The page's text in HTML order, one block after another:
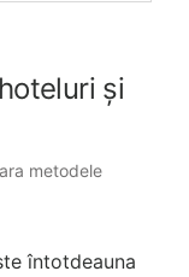
și
metodele
întotdeauna